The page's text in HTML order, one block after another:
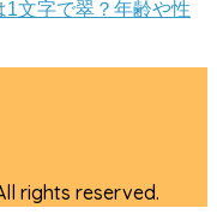
文字で翠？年齢や性
rights reserved.